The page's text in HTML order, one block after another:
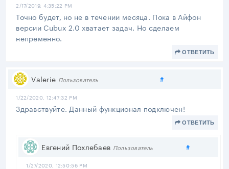
2/17/2019, 4:35:22 PM
Точно будет, но не в течении месяца. Пока в Айфон
версии Cubux 2.0 хватает задач. Но сделаем
непременно.
ОТВЕТИТЬ
Valerie Пользователь #Поделиться
1/22/2020, 12:47:32 PM
Здравствуйте. Данный функционал подключен!
ОТВЕТИТЬ
Евгений Похлебаев Пользователь #
1/27/2020, 12:50:56 PM